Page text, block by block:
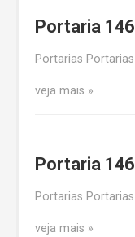
Portaria
Portarias
veja mais
Portaria
Portarias
veja mais